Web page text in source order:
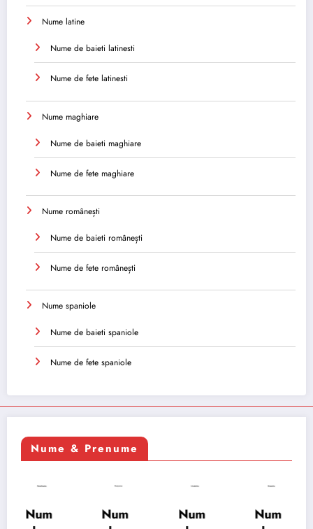
Nume latine
Nume de baieti latinesti
Nume de fete latinesti
Nume maghiare
Nume de baieti maghiare
Nume de fete maghiare
Nume românești
Nume de baieti românești
Nume de fete românești
Nume spaniole
Nume de baieti spaniole
Nume de fete spaniole
Nume & Prenume
Num
Num
Num
Num